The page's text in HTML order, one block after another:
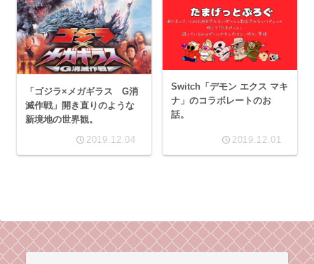
「ゴジラ×メガギラス G消
滅作戦」開き直りのような
新境地の世界観。
2019.12.04
Switch「デモン エクス マキ
ナ」のコラボレートのお
話。
2019.12.01